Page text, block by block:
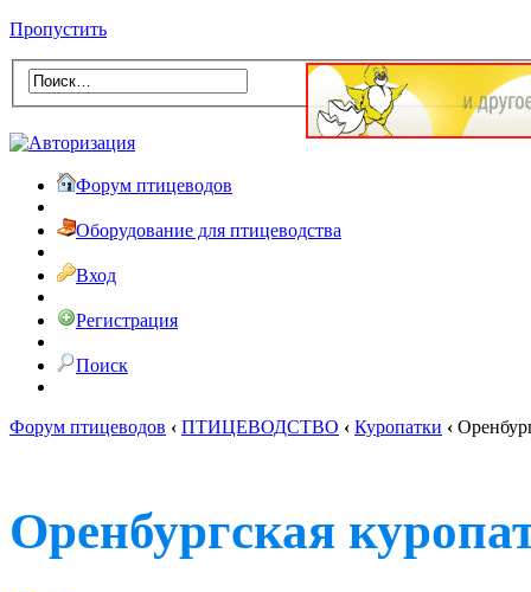
Пропустить
Форум птицеводов
Оборудование для птицеводства
Вход
Регистрация
Поиск
Форум птицеводов ‹ ПТИЦЕВОДСТВО ‹ Куропатки ‹
Оренбургская